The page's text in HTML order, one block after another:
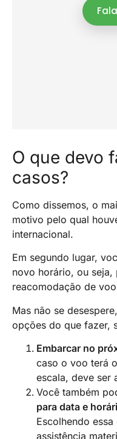
O que devo
casos?
Como dissemos, o
motivo pelo qual
internacional.
Em segundo lugar,
novo horário, ou
reacomodação de
Mas não se
opções do que fazer,
Embarcar no
caso o voo terá
escala, deve ser
Você também
para data e
Escolhendo
assistência